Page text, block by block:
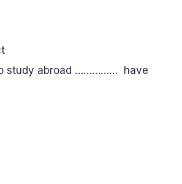
study abroad …………… have